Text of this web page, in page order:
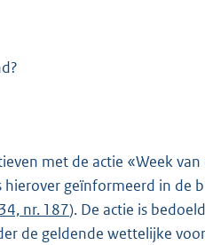
met de actie «Week van
geïnformeerd in de
nr. 187). De actie is
de geldende wettelijke